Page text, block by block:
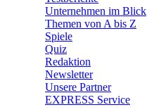
Unternehmen im Blick
Themen von A bis Z
Spiele
Quiz
Redaktion
Newsletter
Unsere Partner
EXPRESS Service